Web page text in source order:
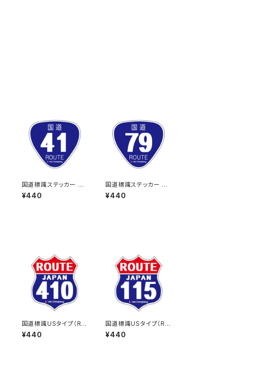
国道標識ステッカー 41
号線
¥440
国道標識ステッカー 79
号線
¥440
国道標識USタイプ（RO
UTE）ステッカー 410号
線
¥440
国道標識USタイプ（RO
UTE）ステッカー 115号
線
¥440